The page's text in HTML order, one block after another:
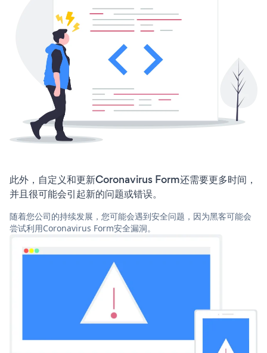
此外，自定义和更新Coronavirus Form还需要更多时间，
并且很可能会引起新的问题或错误。
随着您公司的持续发展，您可能会遇到安全问题，因为黑客可能会
尝试利用Coronavirus Form安全漏洞。